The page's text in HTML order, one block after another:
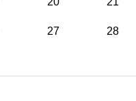
27 28